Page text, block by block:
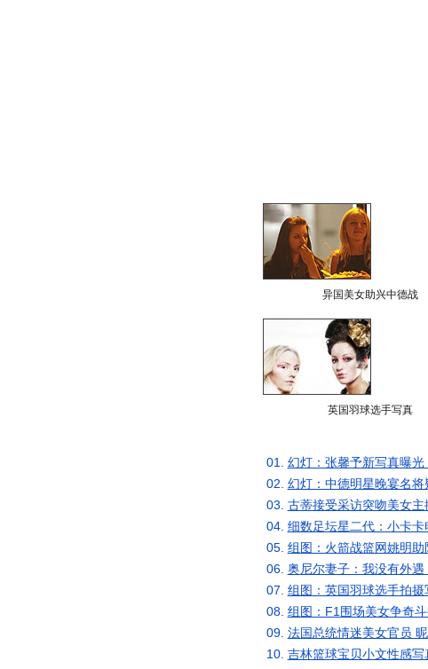
异国美女助兴中德战
英国羽球选手写真
01. 幻灯：张馨予新写真曝
02. 幻灯：中德明星晚宴名
03. 古蒂接受采访突吻美女
04. 细数足坛星二代：小卡
05. 组图：火箭战篮网姚明
06. 奥尼尔妻子：我没有外
07. 组图：英国羽球选手拍
08. 组图：F1围场美女争奇
09. 法国总统情迷美女官员
10. 吉林篮球宝贝小文性感